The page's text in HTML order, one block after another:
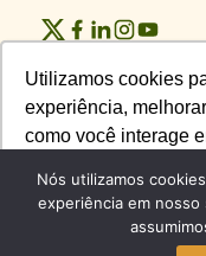
Utilizamos cookies
experiência,
como você interage
Recusar Cookies
Utilizamos cookies
experiência,
como você interage
Recusar Cookies
Contato
Publicidade
Melhores Empresas
Circuito PIM Amazônia
Nós utilizamos
experiência em